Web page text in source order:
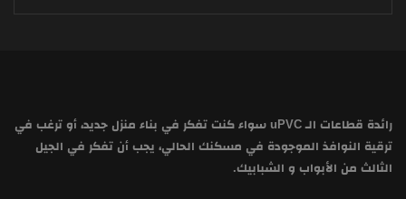
رائدة قطاعات الـ uPVC سواء كنت تفكر في بناء منزل جديد، أو ترغب في
ترقية النوافذ الموجودة في مسكنك الحالي، يجب أن تفكر في الجيل
الثالث من الأبواب و الشبابيك.